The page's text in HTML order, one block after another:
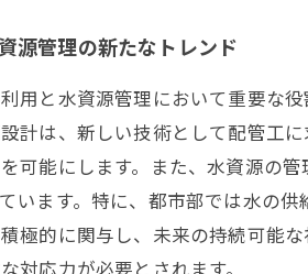
源管理の新たなトレンド
用と水資源管理において重要な
計は、新しい技術として配管工
可能にします。また、水資源の
います。特に、都市部では水の
極的に関与し、未来の持続可能
対応力が必要とされます。